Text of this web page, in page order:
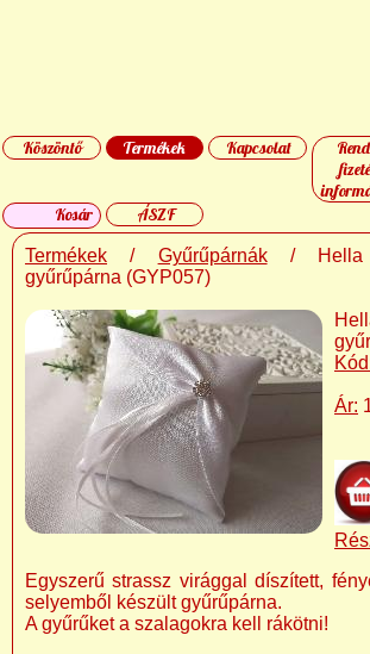
Köszöntő Termékek Kapcsolat
Kosár
ÁSZF
Termékek / Gyűrűpárnák/ Hella
gyűrűpárna (GYP057)
Ár:
Egyszerű strassz virággal díszített,
selyemből készült gyűrűpárna.
A gyűrűket a szalagokra kell rákötni!